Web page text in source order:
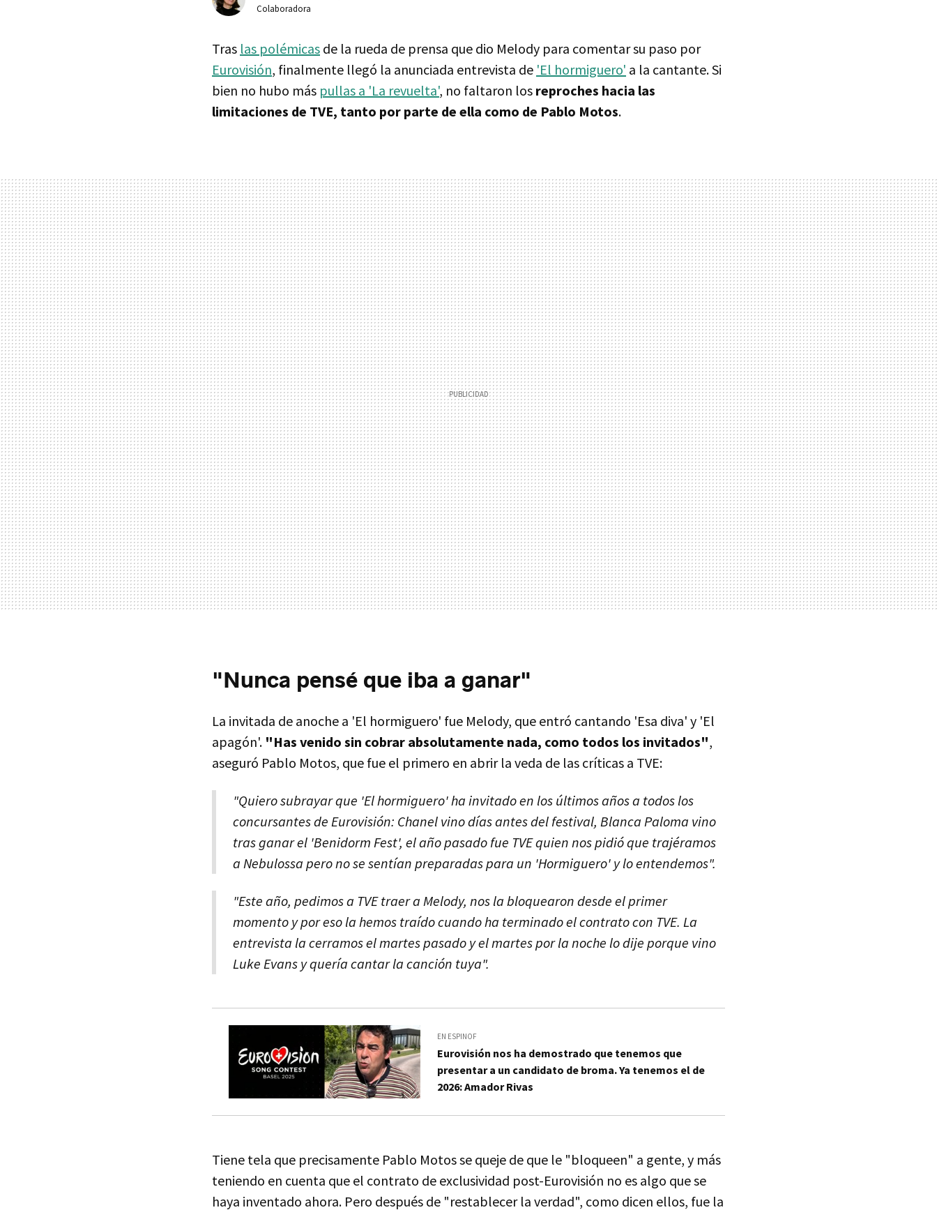
Colaboradora
Tras las polémicas de la rueda de prensa que dio Melody para comentar su paso por
Eurovisión, finalmente llegó la anunciada entrevista de 'El hormiguero' a la cantante. Si
bien no hubo más pullas a 'La revuelta', no faltaron los reproches hacia las
limitaciones de TVE, tanto por parte de ella como de Pablo Motos.
"Nunca pensé que iba a ganar"
La invitada de anoche a 'El hormiguero' fue Melody, que entró cantando 'Esa diva' y 'El
apagón'. "Has venido sin cobrar absolutamente nada, como todos los invitados",
aseguró Pablo Motos, que fue el primero en abrir la veda de las críticas a TVE:
"Quiero subrayar que 'El hormiguero' ha invitado en los últimos años a todos los
concursantes de Eurovisión: Chanel vino días antes del festival, Blanca Paloma vino
tras ganar el 'Benidorm Fest', el año pasado fue TVE quien nos pidió que trajéramos
a Nebulossa pero no se sentían preparadas para un 'Hormiguero' y lo entendemos".
"Este año, pedimos a TVE traer a Melody, nos la bloquearon desde el primer
momento y por eso la hemos traído cuando ha terminado el contrato con TVE. La
entrevista la cerramos el martes pasado y el martes por la noche lo dije porque vino
Luke Evans y quería cantar la canción tuya".
EN ESPINOF
Eurovisión nos ha demostrado que tenemos que
presentar a un candidato de broma. Ya tenemos el de
2026: Amador Rivas
Tiene tela que precisamente Pablo Motos se queje de que le "bloqueen" a gente, y más
teniendo en cuenta que el contrato de exclusividad post-Eurovisión no es algo que se
haya inventado ahora. Pero después de "restablecer la verdad", como dicen ellos, fue la